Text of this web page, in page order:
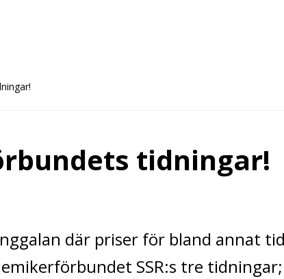
tidningar!
där priser för bland annat
SSR:s tre tidningar;